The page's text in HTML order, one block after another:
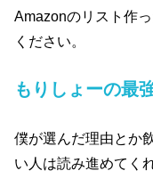
Amazonのリスト作
ください。
もりしょーの最
僕が選んだ理由とか
い人は読み進めてく